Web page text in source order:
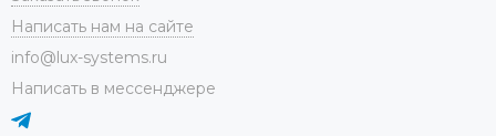
Написать нам на сайте
info@lux-systems.ru
Написать в мессенджере